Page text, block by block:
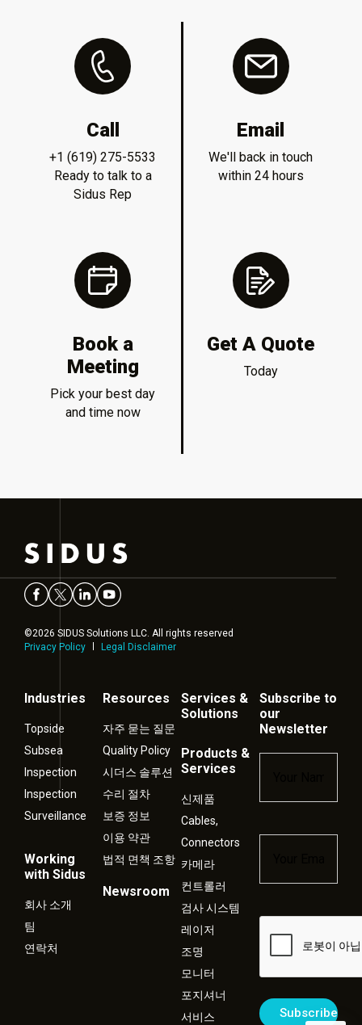
Call
+1 (619) 275-5533
Ready to talk to a
Sidus Rep
Email
We'll back in touch
within 24 hours
Book a
Meeting
Pick your best day
and time now
Get A Quote
Today
©2026 SIDUS Solutions LLC. All rights reserved
Privacy Policy
Legal Disclaimer
Industries
Topside
Subsea
Inspection
Inspection
Surveillance
Working
with Sidus
회사 소개
팀
연락처
Resources
자주 묻는 질문
Quality Policy
시더스 솔루션
수리 절차
보증 정보
이용 약관
법적 면책 조항
Newsroom
Services &
Solutions
Products &
Services
신제품
Cables,
Connectors
카메라
컨트롤러
검사 시스템
레이저
조명
모니터
포지셔너
서비스
Subscribe to
our
Newsletter